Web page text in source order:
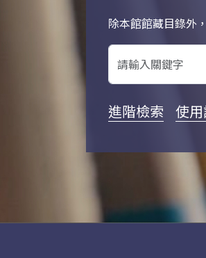
除本館館藏目錄外
關鍵字搜尋
進階檢索 使